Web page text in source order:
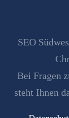
SEO
Bei Fragen
steht Ihnen